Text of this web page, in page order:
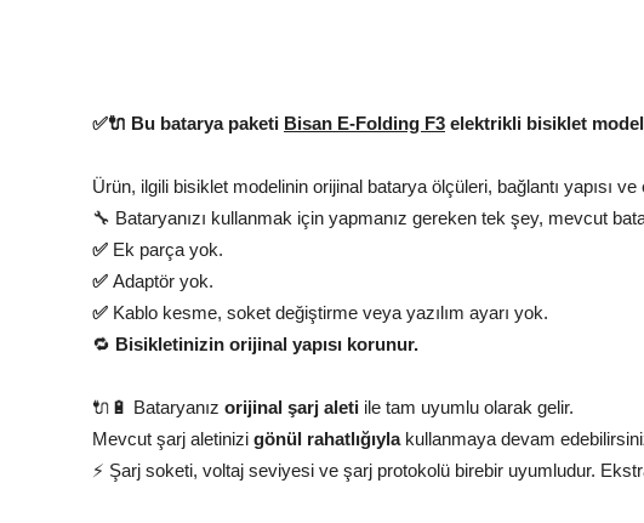
✅🔌 Bu batarya paketi Bisan E-Folding F3 elektrikli bisiklet
Ürün, ilgili bisiklet modelinin orijinal batarya ölçüleri, bağlantı yapısı
🔧 Bataryanızı kullanmak için yapmanız gereken tek şey, mevcut
✅ Ek parça yok.
✅ Adaptör yok.
✅ Kablo kesme, soket değiştirme veya yazılım ayarı yok.
🔁 Bisikletinizin orijinal yapısı korunur.
🔌🔋 Bataryanız orijinal şarj aleti ile tam uyumlu olarak gelir.
Mevcut şarj aletinizi gönül rahatlığıylakullanmaya devam
⚡ Şarj soketi, voltaj seviyesi ve şarj protokolü birebir uyumludur.